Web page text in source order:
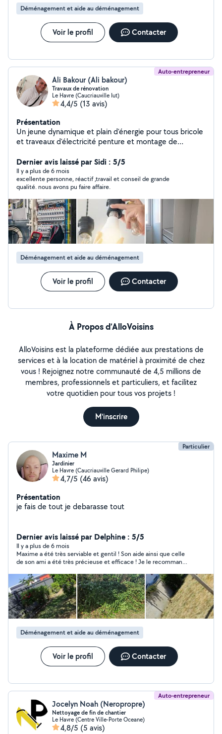
Déménagement et aide au déménagement
Voir le profil Contacter
Auto-entrepreneur
Ali Bakour (Ali bakour)
Travaux de rénovation
Le Havre (Caucriauville Iut)
4,4/5 (13 avis)
Présentation
Un jeune dynamique et plain d'énergie pour tous bricole
et traveaux d'électricité penture et montage de
Dernier avis laissé par Sidi : 5/5
Il y a plus de 6 mois
excellente personne, réactif ,travail et conseil de grande
qualité. nous avons pu faire affaire.
Déménagement et aide au déménagement
Voir le profil Contacter
À Propos d’AlloVoisins
AlloVoisins est la plateforme dédiée aux prestations de
services et à la location de matériel à proximité de chez
vous ! Rejoignez notre communauté de 4,5 millions de
membres, professionnels et particuliers, et facilitez
votre quotidien pour tous vos projets !
M'inscrire
Particulier
Maxime M
Jardinier
Le Havre (Caucriauville Gerard Philipe)
4,7/5 (46 avis)
Présentation
je fais de tout je debarasse tout
Dernier avis laissé par Delphine : 5/5
Il y a plus de 6 mois
Maxime a été très serviable et gentil ! Son aide ainsi que celle
de son ami a été très précieuse et efficace ! Je le recommande
Déménagement et aide au déménagement
Voir le profil Contacter
Auto-entrepreneur
Jocelyn Noah (Neropropre)
Nettoyage de fin de chantier
Le Havre (Centre Ville-Porte Oceane)
4,8/5 (5 avis)